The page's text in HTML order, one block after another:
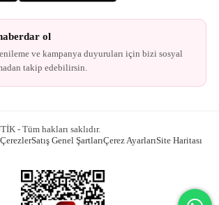
ol
ve kampanya duyuruları için bizi sosyal
takip edebilirsin.
- Tüm hakları saklıdır.
Satış Genel ŞartlarıÇerez AyarlarıSite Haritası